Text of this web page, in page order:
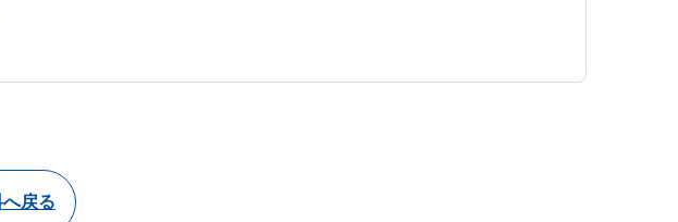
戻る